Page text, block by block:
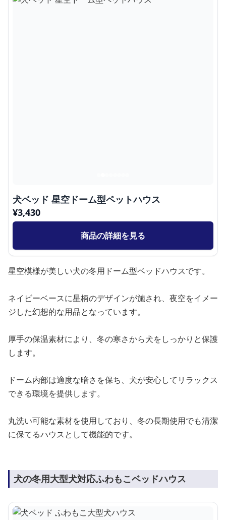
犬ベッド 星空ドーム型ペットハウス
¥3,430
商品の詳細を見る
星空模様が美しい犬の冬用ドーム型ベッドハウスです。
ネイビーベースに星柄のデザインが施され、夜空をイメー
ジした幻想的な用品となっています。
厚手の保温素材により、冬の寒さから犬をしっかりと保護
します。
ドーム内部は適度な暗さを保ち、犬が安心してリラックス
できる環境を提供します。
丸洗い可能な素材を使用しており、冬の長期使用でも清潔
に保てるハウスとして機能的です。
犬の冬用大型犬対応ふわもこベッドハウス